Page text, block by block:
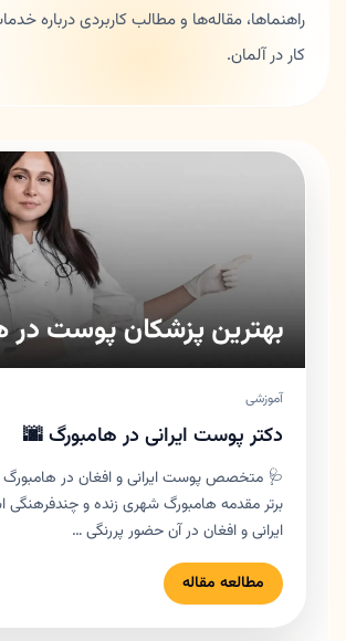
راهنماها، مقاله‌ها و مطالب کاربردی درباره
کار در آلمان.
آموزشی
دکتر پوست ایرانی در هامبورگ 🌆
برتر مقدمه هامبورگ شهری زنده و
ایرانی و افغان در آن حضور پررنگی …
مطالعه مقاله